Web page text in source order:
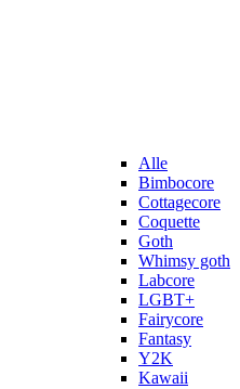
Alle
Bimbocore
Cottagecore
Coquette
Goth
Whimsy goth
Labcore
LGBT+
Fairycore
Fantasy
Y2K
Kawaii